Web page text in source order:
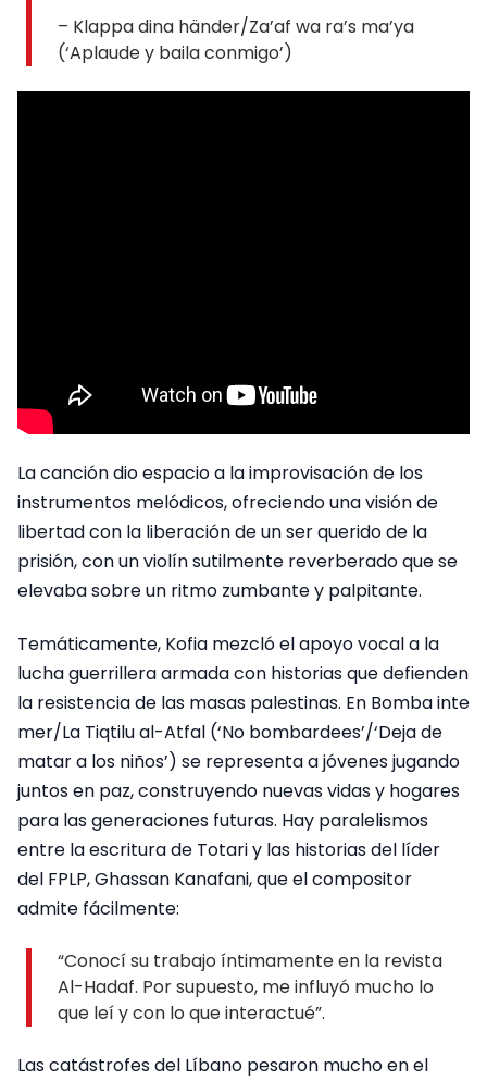
– Klappa dina händer/Za’af wa ra’s ma’ya
(‘Aplaude y baila conmigo’)
La canción dio espacio a la improvisación de los
instrumentos melódicos, ofreciendo una visión de
libertad con la liberación de un ser querido de la
prisión, con un violín sutilmente reverberado que se
elevaba sobre un ritmo zumbante y palpitante.
Temáticamente, Kofia mezcló el apoyo vocal a la
lucha guerrillera armada con historias que defienden
la resistencia de las masas palestinas. En Bomba inte
mer/La Tiqtilu al-Atfal (‘No bombardees’/‘Deja de
matar a los niños’) se representa a jóvenes jugando
juntos en paz, construyendo nuevas vidas y hogares
para las generaciones futuras. Hay paralelismos
entre la escritura de Totari y las historias del líder
del FPLP, Ghassan Kanafani, que el compositor
admite fácilmente:
“Conocí su trabajo íntimamente en la revista
Al-Hadaf. Por supuesto, me influyó mucho lo
que leí y con lo que interactué”.
Las catástrofes del Líbano pesaron mucho en el